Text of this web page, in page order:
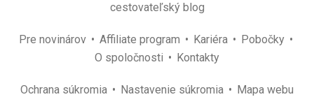
cestovateľský blog
Pre novinárov Affiliate program Kariéra
Pobočky
O spoločnosti
Kontakty
Ochrana súkromia Nastavenie súkromia Mapa webu